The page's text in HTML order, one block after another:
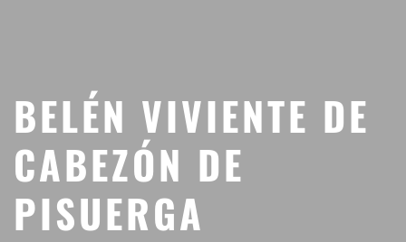
BELÉN VIVIENTE DE
CABEZÓN DE
PISUERGA